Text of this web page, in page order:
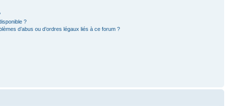
?
d’abus ou d’ordres légaux liés à ce forum ?